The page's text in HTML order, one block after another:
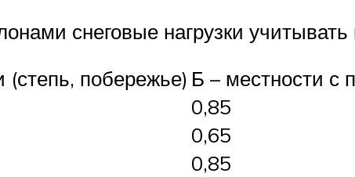
снеговые нагрузки учитывать
побережье) Б – местности с
0,85
0,65
0,85